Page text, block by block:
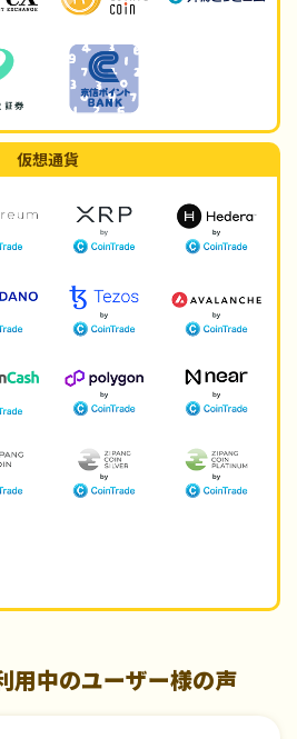
仮想通貨
用中のユーザー様の声